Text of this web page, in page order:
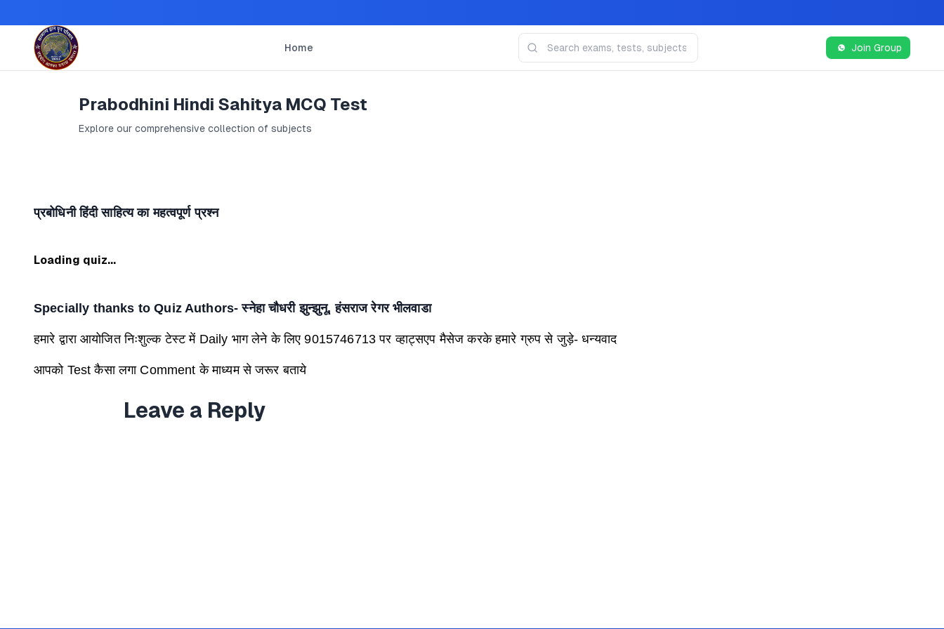
Home Join Group
Prabodhini Hindi Sahitya MCQ Test
Explore our comprehensive collection of subjects
प्रबोधिनी हिंदी साहित्य का महत्वपूर्ण प्रश्न
Loading quiz...
Specially thanks to Quiz Authors- स्नेहा चौधरी झुन्झुनू, हंसराज रेगर भीलवाडा
हमारे द्वारा आयोजित निःशुल्क टेस्ट में Daily भाग लेने के लिए9015746713पर व्हाट्सएप मैसेज करके हमारे ग्रुप से जुड़े- धन्यवाद
आपको Testकैसा लगा Commentके माध्यम से जरूर बताये
Leave a Reply